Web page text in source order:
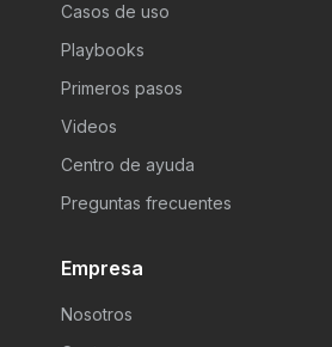
Casos de uso
Playbooks
Primeros pasos
Videos
Centro de ayuda
Preguntas frecuentes
Empresa
Nosotros